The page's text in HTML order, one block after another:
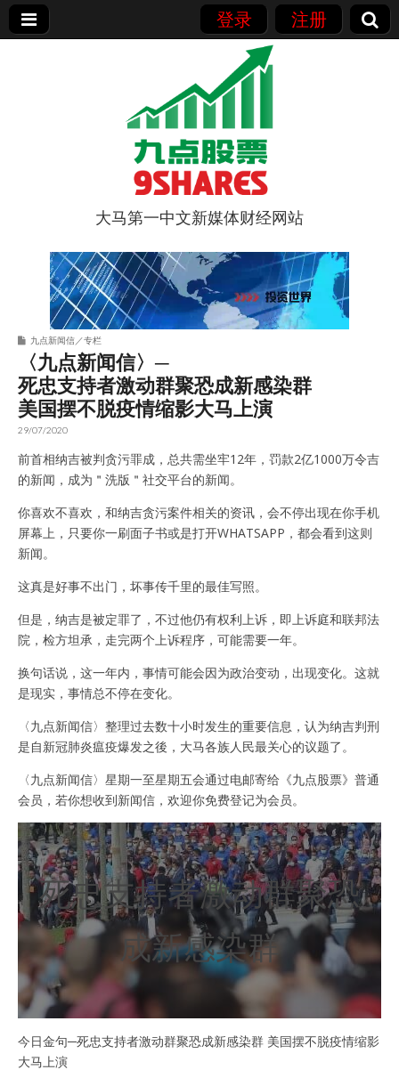
登录 注册
9点股票
大马第一中文新媒体财经网站
九点新闻信／专栏
〈九点新闻信〉─
死忠支持者激动群聚恐成新感染群
美国摆不脱疫情缩影大马上演
29/07/2020
前首相纳吉被判贪污罪成，总共需坐牢12年，罚款2亿1000万令吉
的新闻，成为＂洗版＂社交平台的新闻。
你喜欢不喜欢，和纳吉贪污案件相关的资讯，会不停出现在你手机
屏幕上，只要你一刷面子书或是打开WHATSAPP，都会看到这则
新闻。
这真是好事不出门，坏事传千里的最佳写照。
但是，纳吉是被定罪了，不过他仍有权利上诉，即上诉庭和联邦法
院，检方坦承，走完两个上诉程序，可能需要一年。
换句话说，这一年内，事情可能会因为政治变动，出现变化。这就
是现实，事情总不停在变化。
〈九点新闻信〉整理过去数十小时发生的重要信息，认为纳吉判刑
是自新冠肺炎瘟疫爆发之後，大马各族人民最关心的议题了。
〈九点新闻信〉星期一至星期五会通过电邮寄给《九点股票》普通
会员，若你想收到新闻信，欢迎你免费登记为会员。
死忠支持者激动群聚恐
成新感染群
今日金句─死忠支持者激动群聚恐成新感染群 美国摆不脱疫情缩影
大马上演